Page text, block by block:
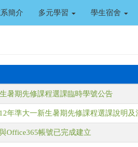
簡介 多元學習 學生宿舍
暑期先修課程選課臨時學號公告
年準大一新生暑期先修課程選課說明及
Office365帳號已完成建立